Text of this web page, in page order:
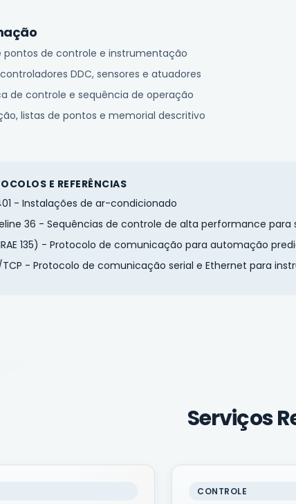
pontos de controle e instrumentação
DDC, sensores e atuadores
de controle e sequência de operação
listas de pontos e memorial descritivo
E REFERÊNCIAS
- Instalações de ar-condicionado
36 - Sequências de controle de alta performance para
135) - Protocolo de comunicação para automação
TCP - Protocolo de comunicação serial e Ethernet para
Serviços
CONTROLE